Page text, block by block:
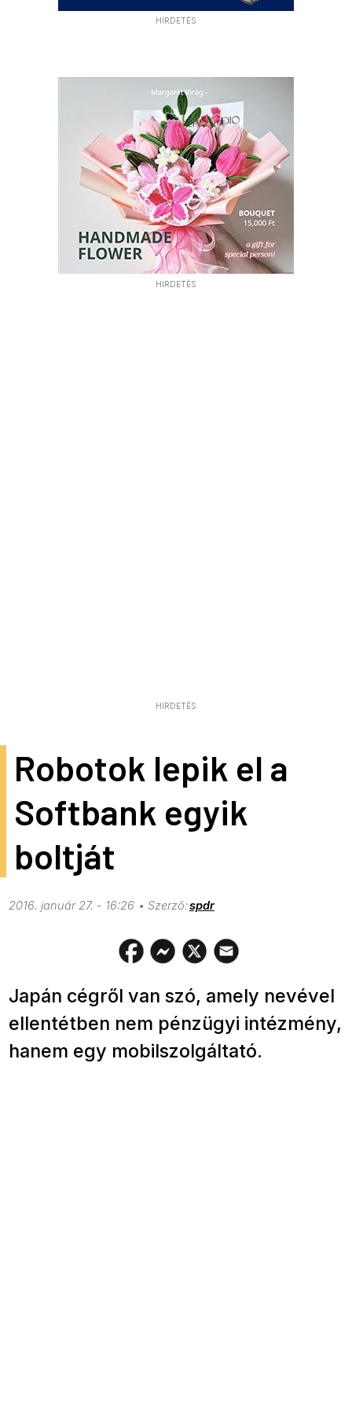
HIRDETÉS
HIRDETÉS
HIRDETÉS
Robotok lepik el a
Softbank egyik
boltját
2016. január 27. - 16:26 spdr
Japán cégről van szó, amely nevével
ellentétben nem pénzügyi intézmény,
hanem egy mobilszolgáltató.